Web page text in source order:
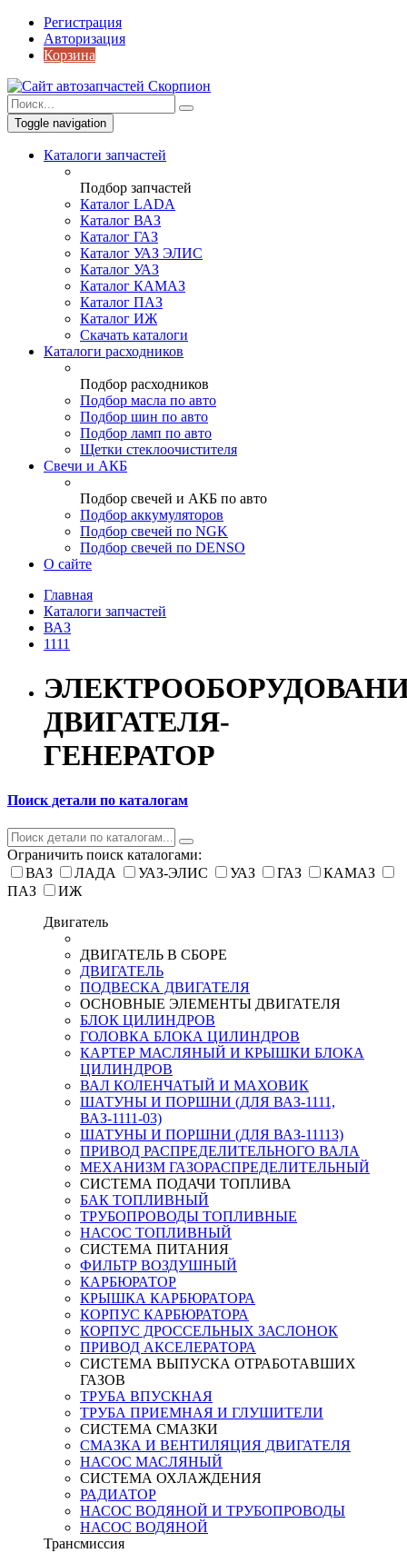
Регистрация
Авторизация
Корзина
Toggle navigation
Каталоги запчастей
Подбор запчастей
Каталог LADA
Каталог ВАЗ
Каталог ГАЗ
Каталог УАЗ ЭЛИС
Каталог УАЗ
Каталог КАМАЗ
Каталог ПАЗ
Каталог ИЖ
Скачать каталоги
Каталоги расходников
Подбор расходников
Подбор масла по авто
Подбор шин по авто
Подбор ламп по авто
Щетки стеклоочистителя
Свечи и АКБ
Подбор свечей и АКБ по авто
Подбор аккумуляторов
Подбор свечей по NGK
Подбор свечей по DENSO
О сайте
Главная
Каталоги запчастей
ВАЗ
1111
ДВИГАТЕЛЯ-
ГЕНЕРАТОР
Поиск детали по каталогам
Ограничить поиск каталогами:
ВАЗ
ЛАДА УАЗ-ЭЛИС УАЗ ГАЗ
КАМАЗ
ПАЗ
ИЖ
Двигатель
ДВИГАТЕЛЬ В СБОРЕ
ДВИГАТЕЛЬ
ПОДВЕСКА ДВИГАТЕЛЯ
ОСНОВНЫЕ ЭЛЕМЕНТЫ ДВИГАТЕЛЯ
БЛОК ЦИЛИНДРОВ
ГОЛОВКА БЛОКА ЦИЛИНДРОВ
КАРТЕР МАСЛЯНЫЙ И КРЫШКИ БЛОКА
ЦИЛИНДРОВ
ВАЛ КОЛЕНЧАТЫЙ И МАХОВИК
ШАТУНЫ И ПОРШНИ (ДЛЯ ВАЗ-1111,
ВАЗ-1111-03)
ШАТУНЫ И ПОРШНИ (ДЛЯ ВАЗ-11113)
ПРИВОД РАСПРЕДЕЛИТЕЛЬНОГО ВАЛА
МЕХАНИЗМ ГАЗОРАСПРЕДЕЛИТЕЛЬНЫЙ
СИСТЕМА ПОДАЧИ ТОПЛИВА
БАК ТОПЛИВНЫЙ
ТРУБОПРОВОДЫ ТОПЛИВНЫЕ
НАСОС ТОПЛИВНЫЙ
СИСТЕМА ПИТАНИЯ
ФИЛЬТР ВОЗДУШНЫЙ
КАРБЮРАТОР
КРЫШКА КАРБЮРАТОРА
КОРПУС КАРБЮРАТОРА
КОРПУС ДРОССЕЛЬНЫХ ЗАСЛОНОК
ПРИВОД АКСЕЛЕРАТОРА
СИСТЕМА ВЫПУСКА ОТРАБОТАВШИХ
ГАЗОВ
ТРУБА ВПУСКНАЯ
ТРУБА ПРИЕМНАЯ И ГЛУШИТЕЛИ
СИСТЕМА СМАЗКИ
СМАЗКА И ВЕНТИЛЯЦИЯ ДВИГАТЕЛЯ
НАСОС МАСЛЯНЫЙ
СИСТЕМА ОХЛАЖДЕНИЯ
РАДИАТОР
НАСОС ВОДЯНОЙ И ТРУБОПРОВОДЫ
НАСОС ВОДЯНОЙ
Трансмиссия